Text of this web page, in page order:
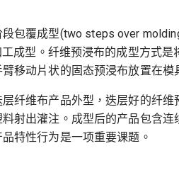
包覆成型(two steps over
成型。纤维预浸布的成型方式
移动片状的固态预浸布放置在模
纤维布产品外型，迭层好的纤
射出灌注。成型后的产品包含
特性行为是一项重要课题。